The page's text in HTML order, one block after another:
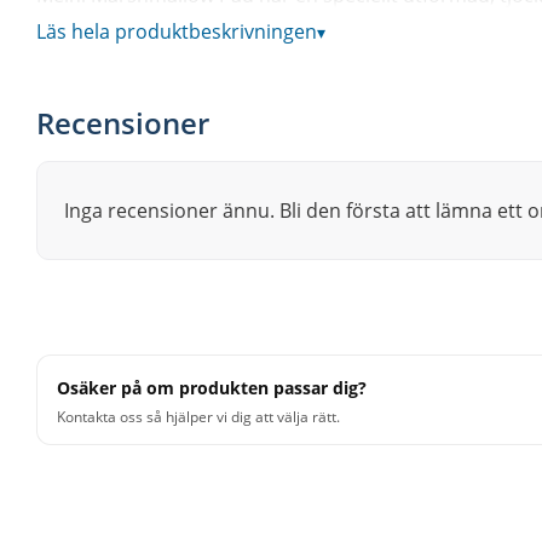
volym. Det betyder att du slipper volym medans du
Marshmallow Pad är utrustad med 8 mm gängad
Läs hela produktbeskrivningen▾
Recensioner
Inga recensioner ännu. Bli den första att lämna ett
Osäker på om produkten passar dig?
Kontakta oss så hjälper vi dig att välja rätt.